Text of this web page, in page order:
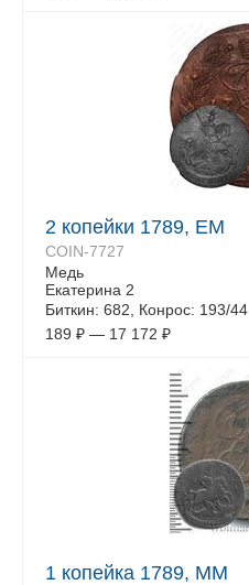
2 копейки 1789, ЕМ
COIN-7727
Медь
Екатерина 2
Биткин: 682, Конрос: 193/44
189 ₽ — 17 172 ₽
1 копейка 1789, ММ